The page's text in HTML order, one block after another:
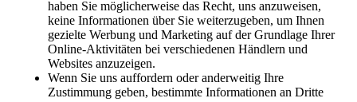
haben Sie möglicherweise das Recht, uns anzuweisen,
keine Informationen über Sie weiterzugeben, um Ihnen
gezielte Werbung und Marketing auf der Grundlage Ihrer
Online-Aktivitäten bei verschiedenen Händlern und
Websites anzuzeigen.
Wenn Sie uns auffordern oder anderweitig Ihre
Zustimmung geben, bestimmte Informationen an Dritte